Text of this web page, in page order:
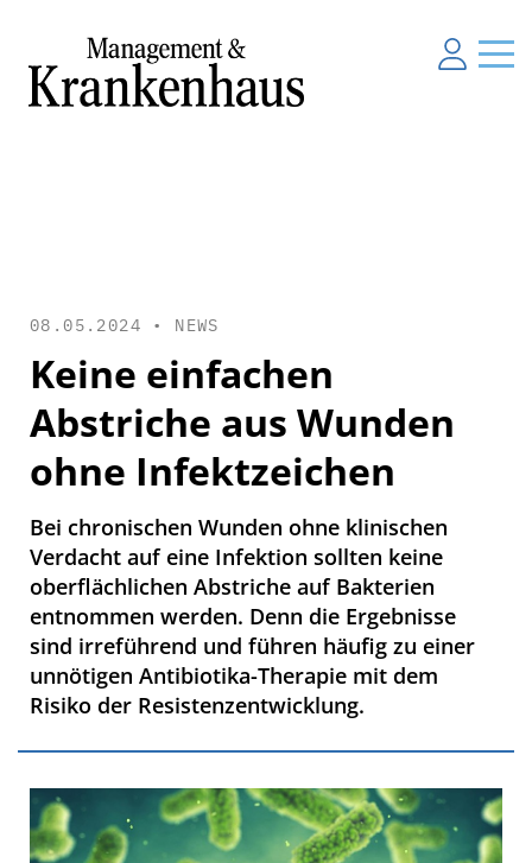
08.05.2024 • NEWS
Keine einfachen
Abstriche aus Wunden
ohne Infektzeichen
Bei chronischen Wunden ohne klinischen
Verdacht auf eine Infektion sollten keine
oberflächlichen Abstriche auf Bakterien
entnommen werden. Denn die Ergebnisse
sind irreführend und führen häufig zu einer
unnötigen Antibiotika-Therapie mit dem
Risiko der Resistenzentwicklung.